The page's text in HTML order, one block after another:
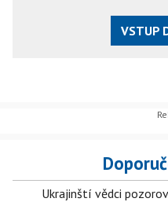
VSTUP
Ukrajinští vědci